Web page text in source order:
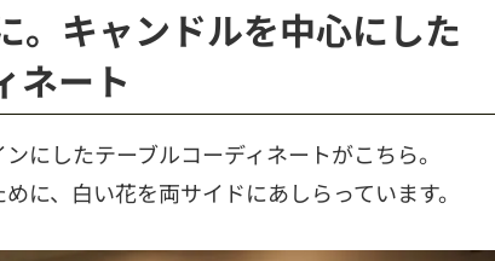
。キャンドルを中心にした
ネート
にしたテーブルコーディネートがこちら。
に、白い花を両サイドにあしらっています。